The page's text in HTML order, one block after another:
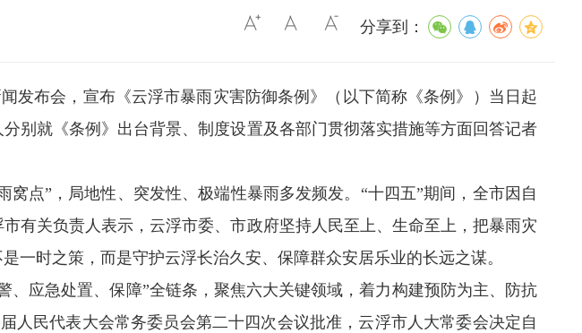
分享到：
布会，宣布《云浮市暴雨灾害防御条例》（以下简称《条例》）当日起
别就《条例》出台背景、制度设置及各部门贯彻落实措施等方面回答记者
点”，局地性、突发性、极端性暴雨多发频发。“十四五”期间，全市因自
有关负责人表示，云浮市委、市政府坚持人民至上、生命至上，把暴雨灾
一时之策，而是守护云浮长治久安、保障群众安居乐业的长远之谋。
应急处置、保障”全链条，聚焦六大关键领域，着力构建预防为主、防抗
人民代表大会常务委员会第二十四次会议批准，云浮市人大常委会决定自